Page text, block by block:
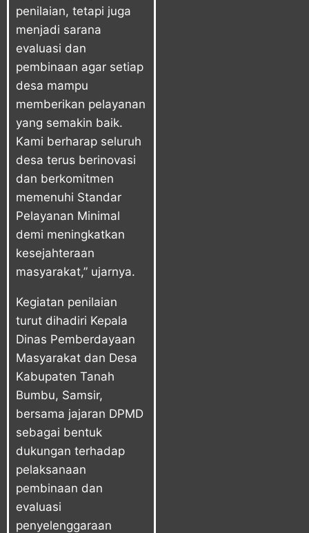
penilaian, tetapi juga
menjadi sarana
evaluasi dan
pembinaan agar setiap
desa mampu
memberikan pelayanan
yang semakin baik.
Kami berharap seluruh
desa terus berinovasi
dan berkomitmen
memenuhi Standar
Pelayanan Minimal
demi meningkatkan
kesejahteraan
masyarakat,” ujarnya.
Kegiatan penilaian
turut dihadiri Kepala
Dinas Pemberdayaan
Masyarakat dan Desa
Kabupaten Tanah
Bumbu, Samsir,
bersama jajaran DPMD
sebagai bentuk
dukungan terhadap
pelaksanaan
pembinaan dan
evaluasi
penyelenggaraan